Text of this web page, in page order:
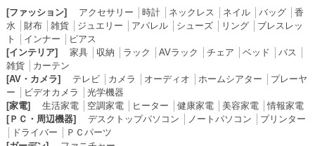
[ファッション] アクセサリー 時計│ ネックレス ネイル│ バッグ│ 香
水
財布│ 雑貨│ ジュエリー アパレル│ シューズ│ リング│ ブレスレッ
ト
インナー
ピアス
[インテリア]
家具│ 収納 ラック AVラック チェア ベッド バス
雑貨│ カーテン
[AV・カメラ]
テレビ│ カメラ オーディオ ホームシアター
プレーヤ
ー
ビデオカメラ
光学機器
[家電]
生活家電│ 空調家電│ ヒーター 健康家電│ 美容家電│情報家電
[ＰＣ・周辺機器]
デスクトップパソコン ノートパソコン
プリンター
ドライバー
ＰＣパーツ